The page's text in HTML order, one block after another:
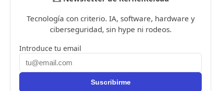
Tecnología con criterio. IA, software, hardware y
ciberseguridad, sin hype ni rodeos.
Introduce tu email